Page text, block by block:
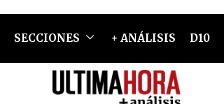
SECCIONES + ANÁLISIS D10